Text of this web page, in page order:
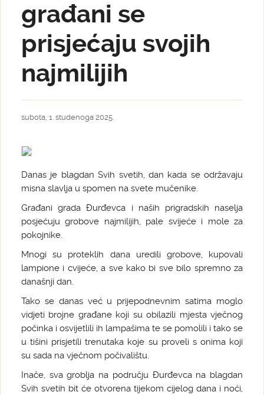
građani se
prisjećaju svojih
najmilijih
subota, 1. studenoga 2025.
Danas je blagdan Svih svetih, dan kada se održavaju
misna slavlja u spomen na svete mučenike.
Građani grada Đurđevca i naših prigradskih naselja
posjećuju grobove najmilijih, pale svijeće i mole za
pokojnike.
Mnogi su proteklih dana uredili grobove, kupovali
lampione i cvijeće, a sve kako bi sve bilo spremno za
današnji dan.
Tako se danas već u prijepodnevnim satima moglo
vidjeti brojne građane koji su obilazili mjesta vječnog
počinka i osvijetlili ih lampašima te se pomolili i tako se
u tišini prisjetili trenutaka koje su proveli s onima koji
su sada na vječnom počivalištu.
Inače, sva groblja na području Đurđevca na blagdan
Svih svetih bit će otvorena tijekom cijelog dana i noći,